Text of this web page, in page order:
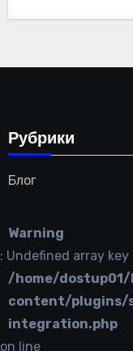
Рубрики
Блог
Warning
: Undefined array
/home/
content/plugins/
integration.php
on line